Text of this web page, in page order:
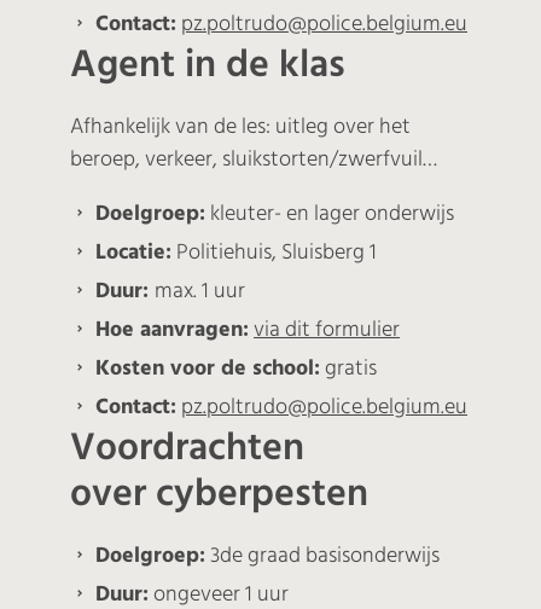
Contact: pz.poltrudo@police.belgium.eu
Agent in de klas
Afhankelijk van de les: uitleg over het
beroep, verkeer, sluikstorten/zwerfvuil…
Doelgroep: kleuter- en lager onderwijs
Locatie: Politiehuis, Sluisberg 1
Duur: max. 1 uur
Hoe aanvragen: via dit formulier
Kosten voor de school: gratis
Contact: pz.poltrudo@police.belgium.eu
Voordrachten
over cyberpesten
Doelgroep: 3de graad basisonderwijs
Duur: ongeveer 1 uur